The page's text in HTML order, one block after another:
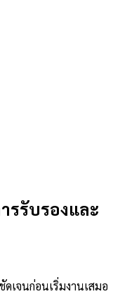
รรับรองและ
เจนก่อนเริ่มงานเสมอ